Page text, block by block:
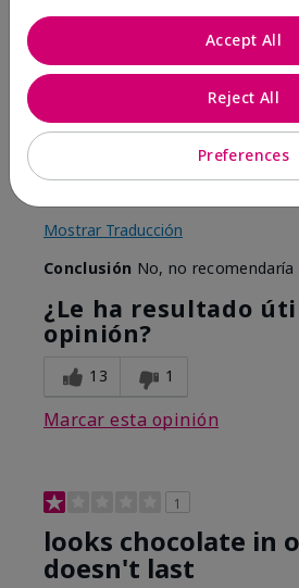
Comentarios sobre Mary Kay
When first applied I loved the
finish. Unfortunately that didn't
Mostrar Traducción
Conclusión No, no recomendaría
¿Le ha resultado
opinión?
13 1
Marcar esta opinión
1
looks chocolate in
doesn't last
Preferences
Reject All
Accept All